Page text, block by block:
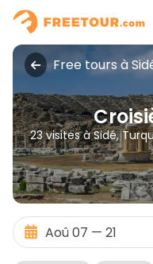
Free tours à
23 visites à Sidé,